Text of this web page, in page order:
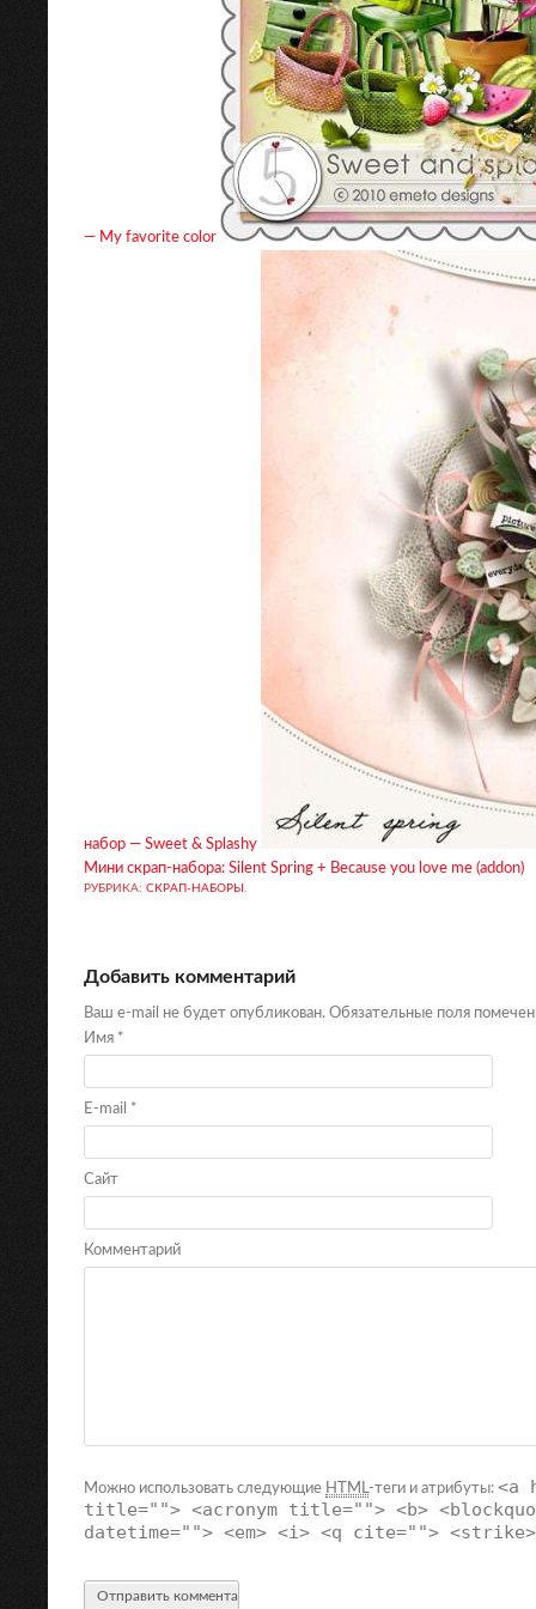
— My favorite color
набор — Sweet & Splashy
Мини скрап-набора: Silent Spring + Because you love me (addon)
РУБРИКА: СКРАП-НАБОРЫ .
Добавить комментарий
Ваш e-mail не будет опубликован. Обязательные поля
Имя *
E-mail *
Сайт
Комментарий
Можно использовать следующие HTML-теги и атрибуты: <a
title=""> <acronym title=""> <b>
datetime=""> <em> <i> <q cite="">